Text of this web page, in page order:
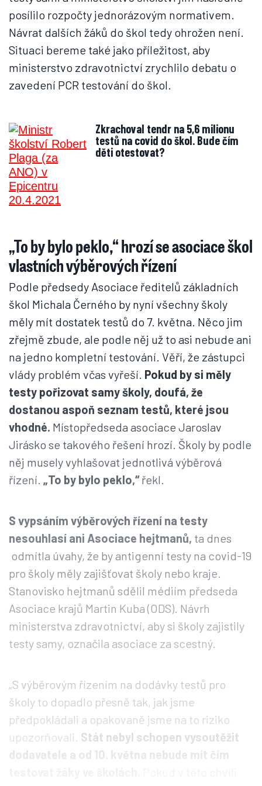
posílilo rozpočty jednorázovým normativem.
Návrat dalších žáků do škol tedy ohrožen není.
Situaci bereme také jako příležitost, aby
ministerstvo zdravotnictví zrychlilo debatu o
zavedení PCR testování do škol.
Zkrachoval tendr na 5,6 milionu
testů na covid do škol. Bude čím
děti otestovat?
„To by bylo peklo,“ hrozí se asociace škol
vlastních výběrových řízení
Podle předsedy Asociace ředitelů základních
škol Michala Černého by nyní všechny školy
měly mít dostatek testů do 7. května. Něco jim
zřejmě zbude, ale podle něj už to asi nebude ani
na jedno kompletní testování. Věří, že zástupci
vlády problém včas vyřeší. Pokud by si měly
testy pořizovat samy školy, doufá, že
dostanou aspoň seznam testů, které jsou
vhodné. Místopředseda asociace Jaroslav
Jirásko se takového řešení hrozí. Školy by podle
něj musely vyhlašovat jednotlivá výběrová
řízení. „To by bylo peklo,“ řekl.
S vypsáním výběrových řízení na testy
nesouhlasí ani Asociace hejtmanů, ta dnes
odmítla úvahy, že by antigenní testy na covid-19
pro školy měly zajišťovat školy nebo kraje.
Stanovisko hejtmanů sdělil médiím předseda
Asociace krajů Martin Kuba (ODS). Návrh
ministerstva zdravotnictví, aby si školy zajistily
testy samy, označila asociace za scestný.
„S výběrovým řízením na dodávky testů pro
školy to dopadlo přesně tak, jak jsme
předpokládali a opakovaně jsme na to riziko
upozorňovali. Stát nebyl schopen vysoutěžit
dodavatele a od 10. května nebude mít čím